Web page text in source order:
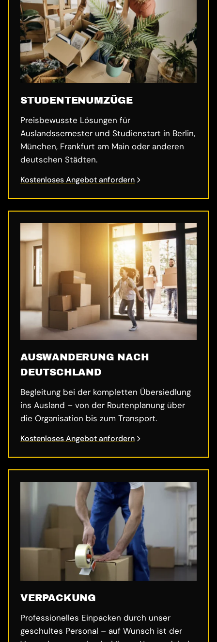
STUDENTENUMZÜGE
Preisbewusste Lösungen für
Auslandssemester und Studienstart in Berlin,
München, Frankfurt am Main oder anderen
deutschen Städten.
Kostenloses Angebot anfordern
AUSWANDERUNG NACH
DEUTSCHLAND
Begleitung bei der kompletten Übersiedlung
ins Ausland – von der Routenplanung über
die Organisation bis zum Transport.
Kostenloses Angebot anfordern
VERPACKUNG
Professionelles Einpacken durch unser
geschultes Personal – auf Wunsch ist der